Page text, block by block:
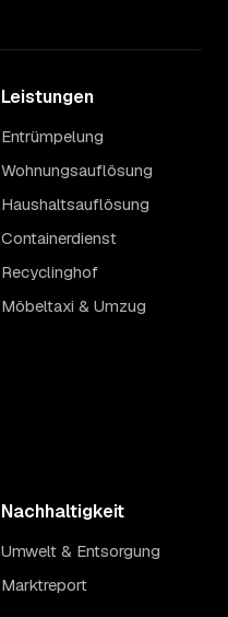
Leistungen
Entrümpelung
Wohnungsauflösung
Haushaltsauflösung
Containerdienst
Recyclinghof
Möbeltaxi & Umzug
Nachhaltigkeit
Umwelt & Entsorgung
Marktreport